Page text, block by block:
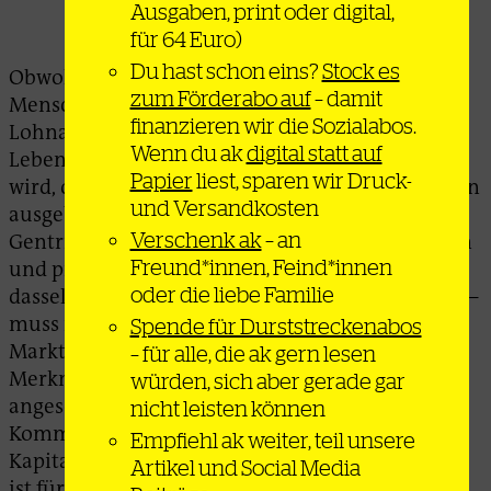
Obwohl die überwiegende Mehrheit der
Menschen, die sich am Kampf beteiligen,
Lohnabhängige sind – Proletarier*innen, deren
Leben ihnen durch seelenlose Jobs gestohlen
wird, die immer mehr von ihrem Lohn für Mieten
ausgeben müssen, die durch
Gentrifizierungsprojekte von Staatsbeamt*innen
und privaten Immobilienunternehmen (was oft
dasselbe ist) immer weiter in die Höhe schießen –
muss man sich vor Augen halten, dass die »freie
Marktwirtschaft« von vielen als zentrales
Merkmal der kulturellen Identität Hongkongs
angesehen wird. Im Gegensatz zum von der
Kommunistischen Partei verwalteten »roten«
Kapitalismus. Was derzeit in Hongkong existiert,
Ausgaben, print oder digital,
für 64 Euro)
Du hast schon eins?Stock es
zum Förderabo auf– damit
finanzieren wir die Sozialabos.
Wenn du akdigital statt auf
Papierliest, sparen wir Druck-
und Versandkosten
Verschenk ak– an
Freund*innen, Feind*innen
oder die liebe Familie
Spende für Durststreckenabos
– für alle, die ak gern lesen
würden, sich aber gerade gar
nicht leisten können
Empfiehl ak weiter, teil unsere
Artikel und Social Media